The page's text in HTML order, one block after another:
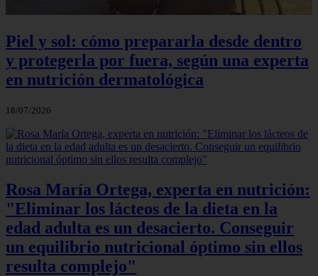
Piel y sol: cómo prepararla desde dentro
y protegerla por fuera, según una experta
en nutrición dermatológica
18/07/2026
Rosa María Ortega, experta en nutrición:
"Eliminar los lácteos de la dieta en la
edad adulta es un desacierto. Conseguir
un equilibrio nutricional óptimo sin ellos
resulta complejo"